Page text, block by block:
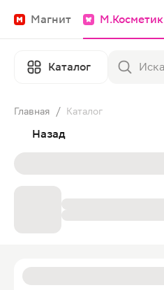
Магнит М.Косметик
Каталог
Главная / Каталог
Назад